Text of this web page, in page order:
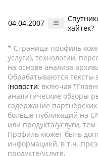
04.04.2007
хайтек?
* Страница-профиль
услуги), технологии,
на основе анализа
Обрабатываются тексты
(новости, включая
аналитические обзоры
содержание
больше публикаций на
или продукта/услуги,
Профиль может быть
информацией, в т.ч.
продукте/услуге.